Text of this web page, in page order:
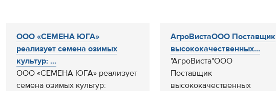
ООО «СЕМЕНА ЮГА»
реализует семена озимых
культур: ...
ООО «СЕМЕНА ЮГА» реализует
семена озимых культур:
АгроВистаООО Поставщик
высококачественных...
"АгроВиста"ООО
Поставщик
высококачественных